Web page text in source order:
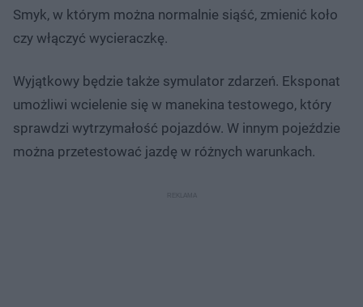
Smyk, w którym można normalnie siąść, zmienić koło
czy włączyć wycieraczkę.
Wyjątkowy będzie także symulator zdarzeń. Eksponat
umożliwi wcielenie się w manekina testowego, który
sprawdzi wytrzymałość pojazdów. W innym pojeździe
można przetestować jazdę w różnych warunkach.